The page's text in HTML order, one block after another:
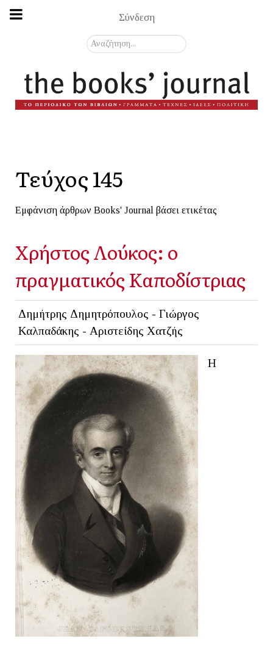
Σύνδεση
Αναζήτηση...
Τεύχος 145
Εμφάνιση άρθρων Books' Journal βάσει ετικέτας
Χρήστος Λούκος: ο
πραγματικός Καποδίστριας
Δημήτρης Δημητρόπουλος - Γιώργος
Καλπαδάκης - Αριστείδης Χατζής
Η